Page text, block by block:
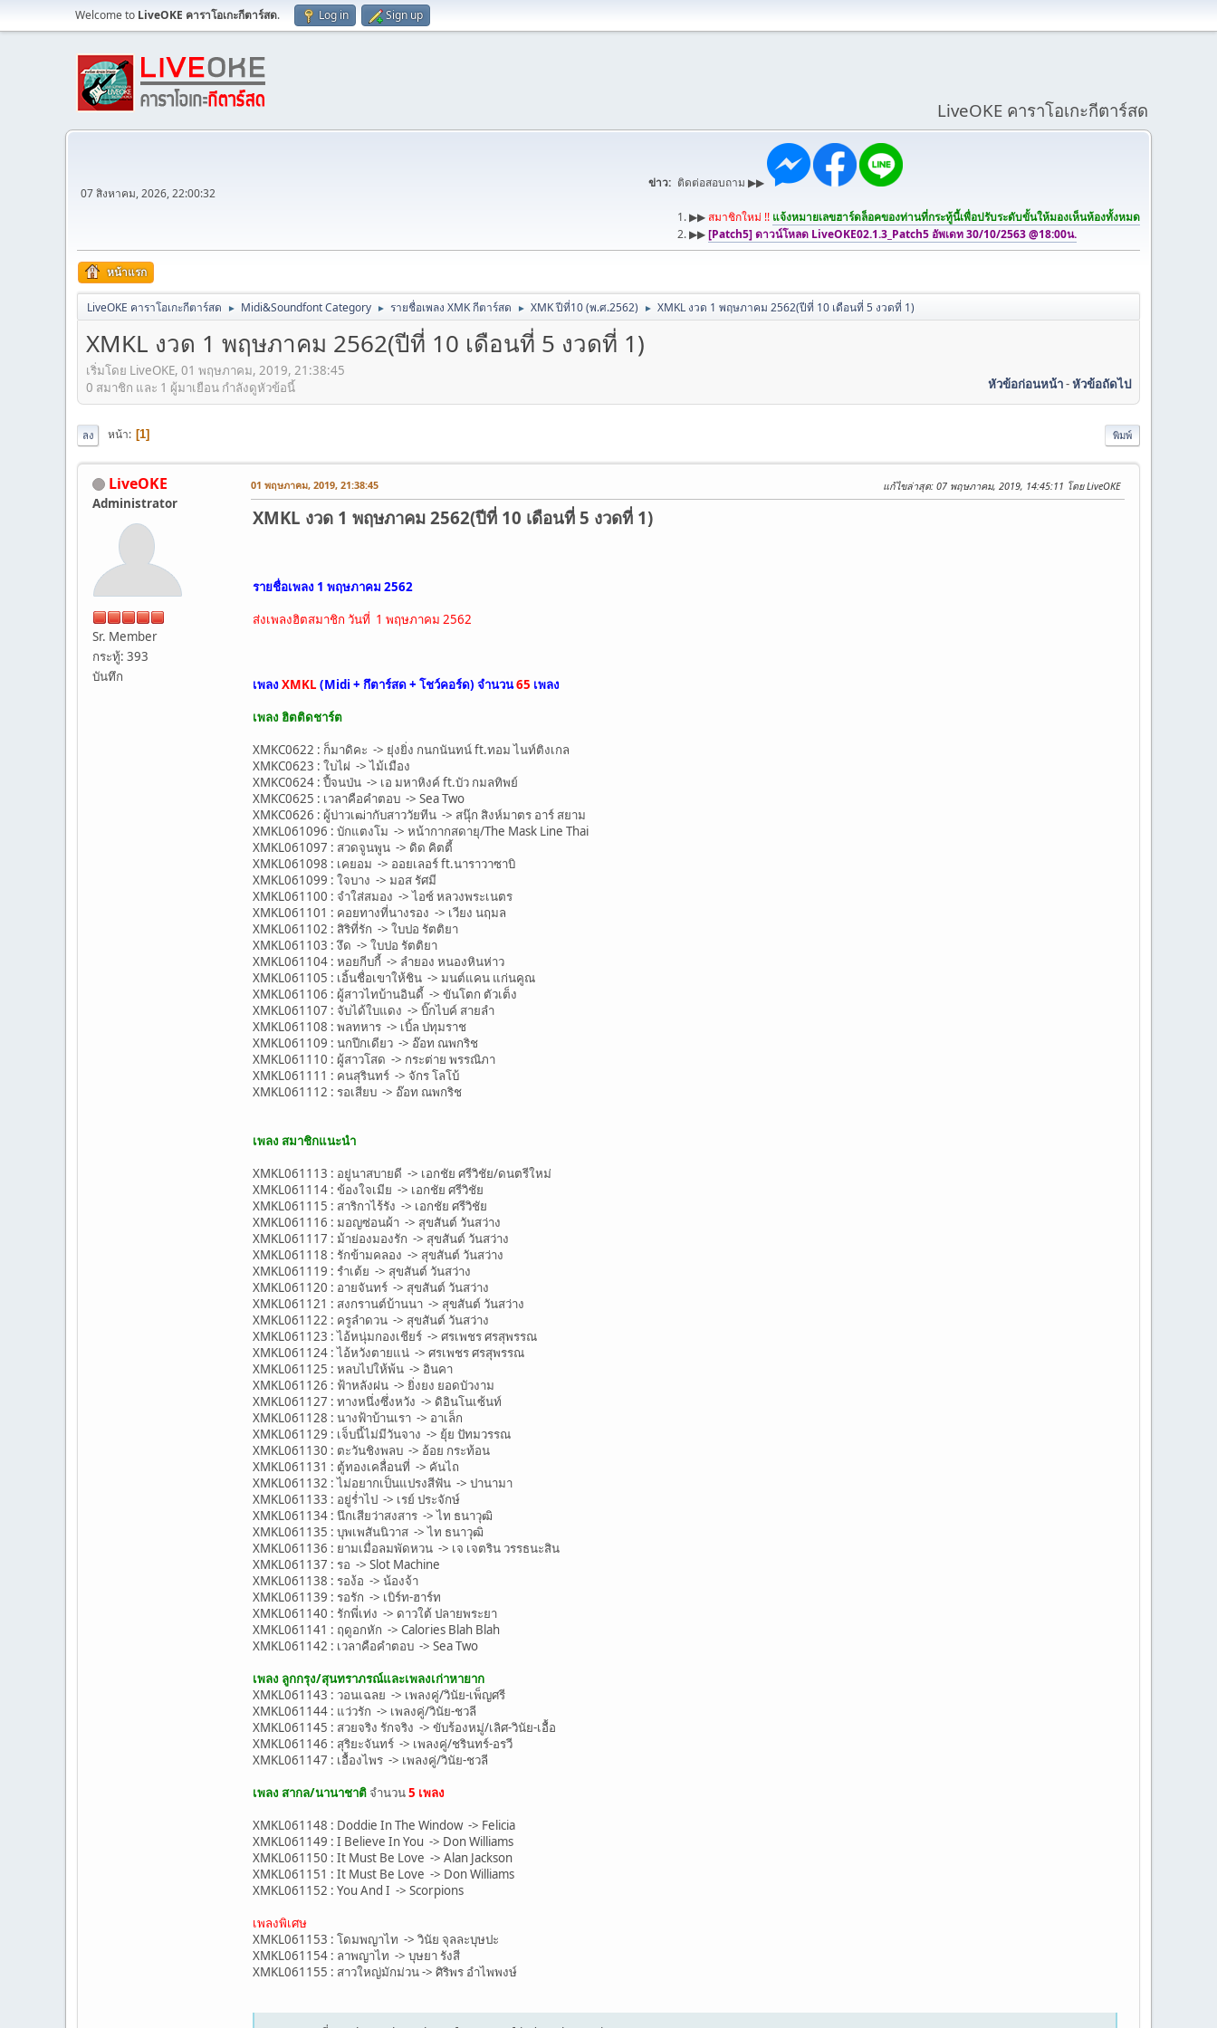
Welcome to LiveOKE คาราโอเกะกีตาร์สด. Log in Sign up
LiveOKE คาราโอเกะกีตาร์สด
07 สิงหาคม, 2026, 22:00:32
ข่าว: ติดต่อสอบถาม ▶▶
1. ▶▶สมาชิกใหม่ !! แจ้งหมายเลขฮาร์ดล็อคของท่านที่กระทู้นี้เพื่อปรับระดับขั้นให้มองเห็นห้องทั้งหมด
2. ▶▶[Patch5] ดาวน์โหลด LiveOKE02.1.3_Patch5 อัพเดท 30/10/2563 @18:00น.
หน้าแรก
LiveOKE คาราโอเกะกีตาร์สด ► Midi&Soundfont Category ► รายชื่อเพลง XMK กีตาร์สด ► XMK ปีที่10 (พ.ศ.2562) ► XMKL งวด 1 พฤษภาคม 2562(ปีที่ 10 เดือนที่ 5 งวดที่ 1)
XMKL งวด 1 พฤษภาคม 2562(ปีที่ 10 เดือนที่ 5 งวดที่ 1)
เริ่มโดย LiveOKE, 01 พฤษภาคม, 2019, 21:38:45
หัวข้อก่อนหน้า-หัวข้อถัดไป
0 สมาชิก และ 1 ผู้มาเยือน กำลังดูหัวข้อนี้
พิมพ์
ลง หน้า 1
LiveOKE
Administrator
Sr. Member
กระทู้: 393
บันทึก
01 พฤษภาคม, 2019, 21:38:45 แก้ไขล่าสุด: 07 พฤษภาคม, 2019, 14:45:11 โดย LiveOKE
XMKL งวด 1 พฤษภาคม 2562(ปีที่ 10 เดือนที่ 5 งวดที่ 1)
รายชื่อเพลง 1 พฤษภาคม 2562
ส่งเพลงฮิตสมาชิก วันที่ 1 พฤษภาคม 2562
เพลง XMKL (Midi + กึตาร์สด + โชว์คอร์ด) จำนวน65 เพลง
เพลง ฮิตติดชาร์ต
XMKC0622 : ก็มาดิคะ -> ยุ่งยิ่ง กนกนันทน์ ft.ทอม ไนท์ติงเกล
XMKC0623 : ใบไผ่ -> ไม้เมือง
XMKC0624 : ปี้จนป่น -> เอ มหาหิงค์ ft.บัว กมลทิพย์
XMKC0625 : เวลาคือคำตอบ -> Sea Two
XMKC0626 : ผู้บ่าวเฒ่ากับสาววัยทีน -> สนุ๊ก สิงห์มาตร อาร์ สยาม
XMKL061096 : บักแตงโม -> หน้ากากสดายุ/The Mask Line Thai
XMKL061097 : สวดจูนพูน -> ดิด คิตตี้
XMKL061098 : เคยอม -> ออยเลอร์ ft.นาราวาซาบิ
XMKL061099 : ใจบาง -> มอส รัศมี
XMKL061100 : จำใส่สมอง -> ไอซ์ หลวงพระเนตร
XMKL061101 : คอยทางที่นางรอง -> เวียง นฤมล
XMKL061102 : สิริที่รัก -> ใบปอ รัตติยา
XMKL061103 : งึด -> ใบปอ รัตติยา
XMKL061104 : หอยกีบกี้ -> ลำยอง หนองหินห่าว
XMKL061105 : เอิ้นชื่อเขาให้ชิน -> มนต์แคน แก่นคูณ
XMKL061106 : ผู้สาวไทบ้านอินดี้ -> ขันโตก ตัวเต็ง
XMKL061107 : จับได้ใบแดง -> บิ๊กไบค์ สายลำ
XMKL061108 : พลทหาร -> เบิ้ล ปทุมราช
XMKL061109 : นกปีกเดียว -> อ๊อท ณพกริช
XMKL061110 : ผู้สาวโสด -> กระต่าย พรรณิภา
XMKL061111 : คนสุรินทร์ -> จักร โลโบ้
XMKL061112 : รอเสียบ -> อ๊อท ณพกริช
เพลง สมาชิกแนะนำ
XMKL061113 : อยู่นาสบายดี -> เอกชัย ศรีวิชัย/ดนตรีใหม่
XMKL061114 : ข้องใจเมีย -> เอกชัย ศรีวิชัย
XMKL061115 : สาริกาไร้รัง -> เอกชัย ศรีวิชัย
XMKL061116 : มอญซ่อนผ้า -> สุขสันต์ วันสว่าง
XMKL061117 : ม้าย่องมองรัก -> สุขสันต์ วันสว่าง
XMKL061118 : รักข้ามคลอง -> สุขสันต์ วันสว่าง
XMKL061119 : รำเต้ย -> สุขสันต์ วันสว่าง
XMKL061120 : อายจันทร์ -> สุขสันต์ วันสว่าง
XMKL061121 : สงกรานต์บ้านนา -> สุขสันต์ วันสว่าง
XMKL061122 : ครูลำดวน -> สุขสันต์ วันสว่าง
XMKL061123 : ไอ้หนุ่มกองเชียร์ -> ศรเพชร ศรสุพรรณ
XMKL061124 : ไอ้หวังตายแน่ -> ศรเพชร ศรสุพรรณ
XMKL061125 : หลบไปให้พ้น -> อินคา
XMKL061126 : ฟ้าหลังฝน -> ยิ่งยง ยอดบัวงาม
XMKL061127 : ทางหนึ่งซึ่งหวัง -> ดิอินโนเซ้นท์
XMKL061128 : นางฟ้าบ้านเรา -> อาเล็ก
XMKL061129 : เจ็บนี้ไม่มีวันจาง -> ยุ้ย ปัทมวรรณ
XMKL061130 : ตะวันชิงพลบ -> อ้อย กระท้อน
XMKL061131 : ตู้ทองเคลื่อนที่ -> คันไถ
XMKL061132 : ไม่อยากเป็นแปรงสีฟัน -> ปานามา
XMKL061133 : อยู่ร่ำไป -> เรย์ ประจักษ์
XMKL061134 : นึกเสียว่าสงสาร -> ไท ธนาวุฒิ
XMKL061135 : บุพเพสันนิวาส -> ไท ธนาวุฒิ
XMKL061136 : ยามเมื่อลมพัดหวน -> เจ เจตริน วรรธนะสิน
XMKL061137 : รอ -> Slot Machine
XMKL061138 : รอง้อ -> น้องจ้า
XMKL061139 : รอรัก -> เบิร์ท-ฮาร์ท
XMKL061140 : รักพี่เท่ง -> ดาวใต้ ปลายพระยา
XMKL061141 : ฤดูอกหัก -> Calories Blah Blah
XMKL061142 : เวลาคือคำตอบ -> Sea Two
เพลง ลูกกรุง/สุนทราภรณ์และเพลงเก่าหายาก
XMKL061143 : วอนเฉลย -> เพลงคู่/วินัย-เพ็ญศรี
XMKL061144 : แว่วรัก -> เพลงคู่/วินัย-ชวลี
XMKL061145 : สวยจริง รักจริง -> ขับร้องหมู่/เลิศ-วินัย-เอื้อ
XMKL061146 : สุริยะจันทร์ -> เพลงคู่/ชรินทร์-อรวี
XMKL061147 : เอื้องไพร -> เพลงคู่/วินัย-ชวลี
เพลง สากล/นานาชาติ จำนวน5 เพลง
XMKL061148 : Doddie In The Window -> Felicia
XMKL061149 : I Believe In You -> Don Williams
XMKL061150 : It Must Be Love -> Alan Jackson
XMKL061151 : It Must Be Love -> Don Williams
XMKL061152 : You And I -> Scorpions
เพลงพิเศษ
XMKL061153 : โดมพญาไท -> วินัย จุลละบุษปะ
XMKL061154 : ลาพญาไท -> บุษยา รังสี
XMKL061155 : สาวใหญ่มักม่วน -> ศิริพร อำไพพงษ์